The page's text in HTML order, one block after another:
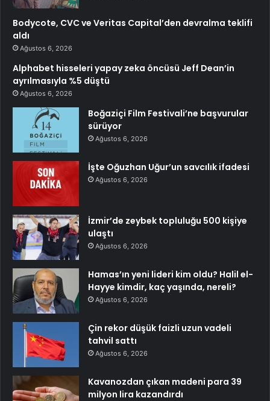
Bodycote, CVC ve Veritas Capital’den devralma teklifi
aldı
Ağustos 6, 2026
Alphabet hisseleri yapay zeka öncüsü Jeff Dean’in
ayrılmasıyla %5 düştü
Ağustos 6, 2026
Boğaziçi Film Festivali’ne başvurular
sürüyor
Ağustos 6, 2026
İşte Oğuzhan Uğur’un savcılık ifadesi
Ağustos 6, 2026
İzmir’de zeybek topluluğu 500 kişiye
ulaştı
Ağustos 6, 2026
Hamas’ın yeni lideri kim oldu? Halil el-
Hayye kimdir, kaç yaşında, nereli?
Ağustos 6, 2026
Çin rekor düşük faizli uzun vadeli
tahvil sattı
Ağustos 6, 2026
Kavanozdan çıkan madeni para 39
milyon lira kazandırdı